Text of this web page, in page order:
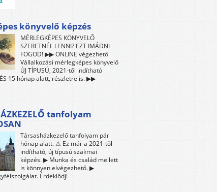
könyvelő képzés
MÉRLEGKÉPES KÖNYVELŐ
SZERETNÉL LENNI? EZT IMÁDNI
FOGOD! ▶▶ ONLINE végezhető
Vállalkozási mérlegképes könyvelő
ÚJ TÍPUSÚ, 2021-től indítható
15 hónap alatt, részletre is. ▶▶
tanfolyam
Társasházkezelő tanfolyam pár
hónap alatt. ⚠ Ez már a 2021-től
indítható, új típusú szakmai
képzés. ▶ Munka és család mellett
is könnyen elvégezhető. ▶
Érdeklődj!